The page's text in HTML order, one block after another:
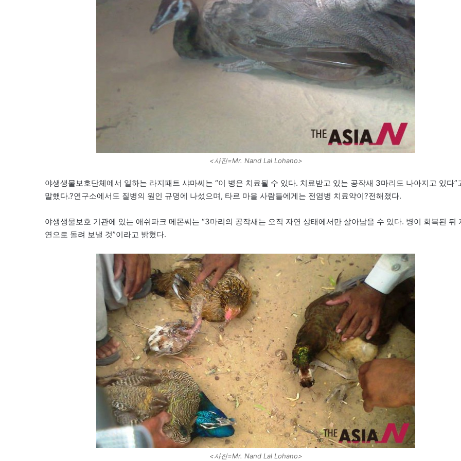
<사진=Mr. Nand Lal Lohano>
야생생물보호단체에서 일하는 라지패트 샤마씨는 “이 병은 치료될 수 있다. 치료받고 있는 공작새 3마리도 나아지고 있다”
말했다.?연구소에서도 질병의 원인 규명에 나섰으며, 타르 마을 사람들에게는 전염병 치료약이?전해졌다.
야생생물보호 기관에 있는 애쉬파크 메몬씨는 “3마리의 공작새는 오직 자연 상태에서만 살아남을 수 있다. 병이 회복된 뒤
연으로 돌려 보낼 것”이라고 밝혔다.
<사진=Mr. Nand Lal Lohano>